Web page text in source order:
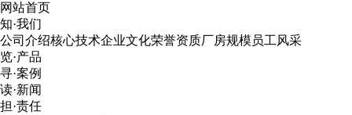
网站首页
知·我们
公司介绍核心技术企业文化荣誉资质厂房规模 员工风采
览·产品
寻·案例
读·新闻
担·责任